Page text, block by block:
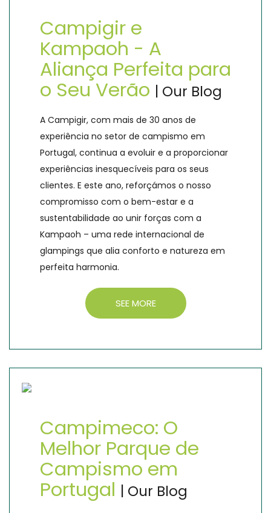
Campigir e
Kampaoh - A
Aliança Perfeita para
o Seu Verão | Our Blog
A Campigir, com mais de 30 anos de
experiência no setor de campismo em
Portugal, continua a evoluir e a proporcionar
experiências inesquecíveis para os seus
clientes. E este ano, reforçámos o nosso
compromisso com o bem-estar e a
sustentabilidade ao unir forças com a
Kampaoh – uma rede internacional de
glampings que alia conforto e natureza em
perfeita harmonia.
SEE MORE
Campimeco: O
Melhor Parque de
Campismo em
Portugal | Our Blog